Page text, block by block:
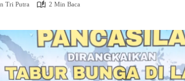
Tri Putra
2 Min Baca